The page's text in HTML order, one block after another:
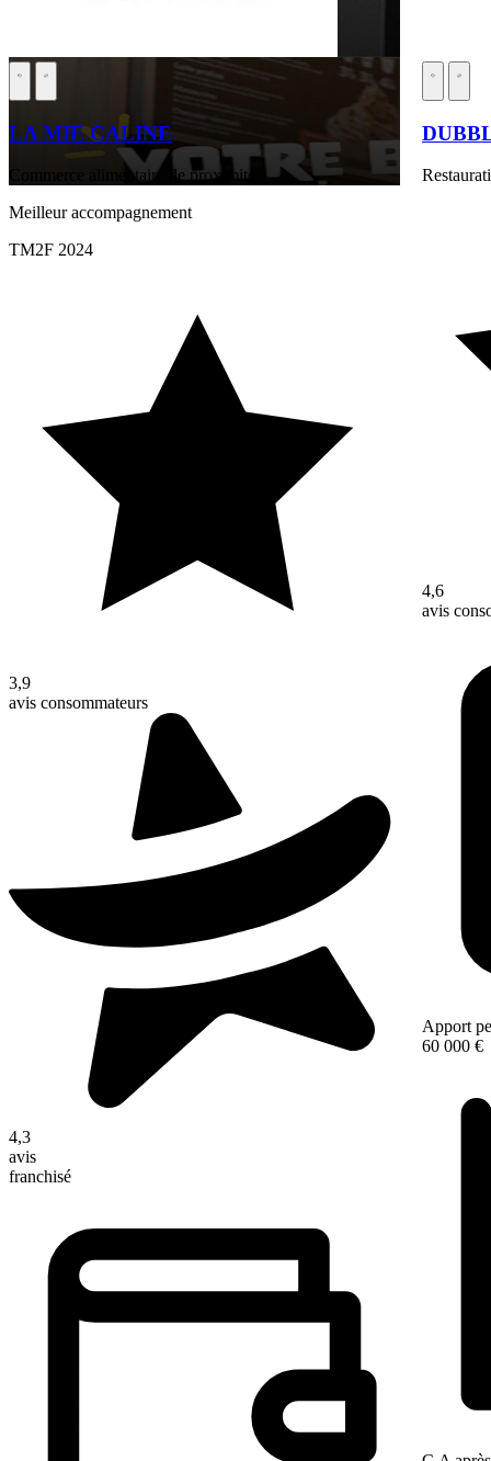
LA MIE CALINE
Commerce alimentaire de proximité
Meilleur accompagnement
TM2F 2024
3,9
avis consommateurs
4,3
avis
franchisé
4,6
avis
Apport
60 000 €